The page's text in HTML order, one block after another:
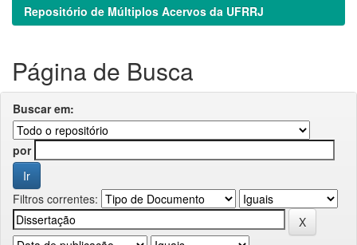
Repositório de Múltiplos Acervos da UFRRJ
Página de Busca
Buscar em:
por
Filtros correntes: